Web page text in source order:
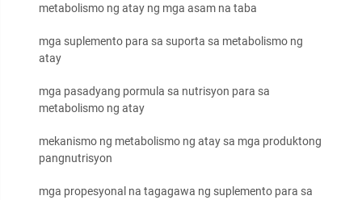
metabolismo ng atay ng mga asam na taba
mga suplemento para sa suporta sa metabolismo ng
atay
mga pasadyang pormula sa nutrisyon para sa
metabolismo ng atay
mekanismo ng metabolismo ng atay sa mga produktong
pangnutrisyon
mga propesyonal na tagagawa ng suplemento para sa